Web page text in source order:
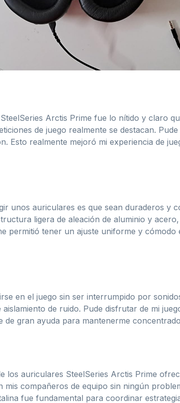
Arctis Prime fue lo nítido y claro
de juego realmente se destacan.
Esto realmente mejoró mi experiencia de
unos auriculares es que sean duraderos y
ligera de aleación de aluminio y
permitió tener un ajuste uniforme y
en el juego sin ser interrumpido por
de ruido. Pude disfrutar de mi
gran ayuda para mantenerme
los auriculares SteelSeries Arctis Prime
compañeros de equipo sin ningún
fue fundamental para coordinar